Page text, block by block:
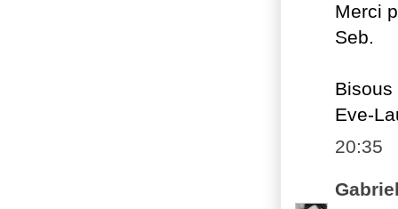
Merci
Seb.
Bisous
Eve-
20:35